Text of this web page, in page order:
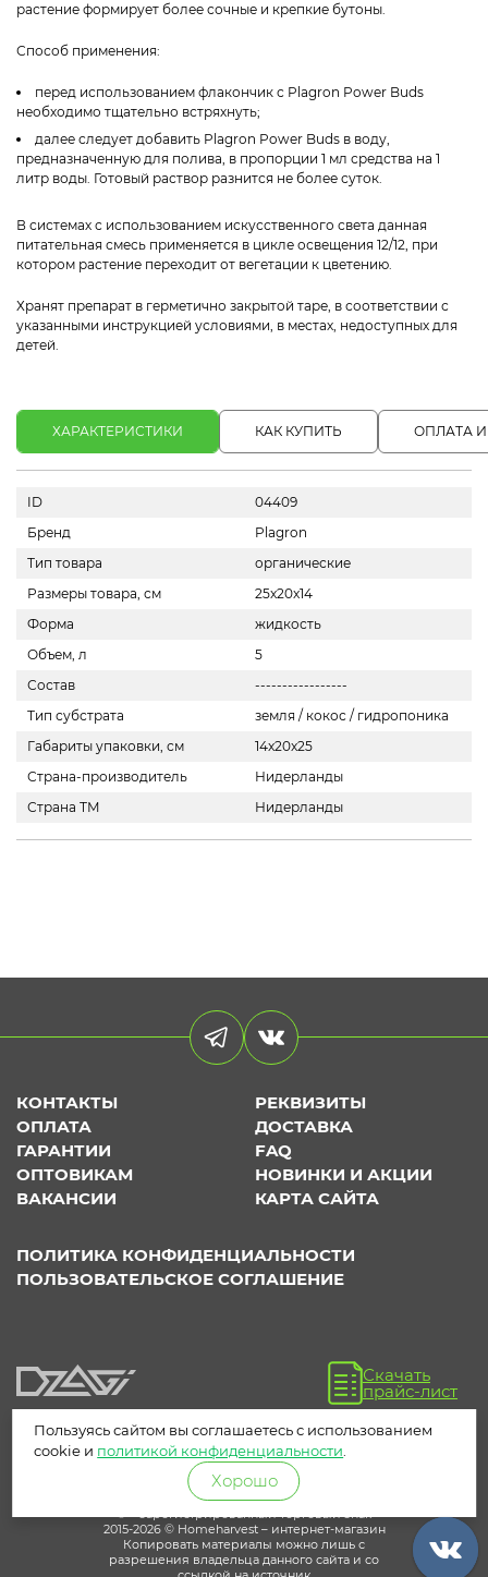
растение формирует более сочные и крепкие бутоны.
Способ применения:
перед использованием флакончик с Plagron Power Buds
необходимо тщательно встряхнуть;
далее следует добавить Plagron Power Buds в воду,
предназначенную для полива, в пропорции 1 мл средства на 1
литр воды. Готовый раствор разнится не более суток.
В системах с использованием искусственного света данная
питательная смесь применяется в цикле освещения 12/12, при
котором растение переходит от вегетации к цветению.
Хранят препарат в герметично закрытой таре, в соответствии с
указанными инструкцией условиями, в местах, недоступных для
детей.
ХАРАКТЕРИСТИКИ КАК КУПИТЬ ОПЛАТА
ID
04409
Бренд
Plagron
Тип товара
органические
Размеры товара, см
25x20x14
Форма
жидкость
Объем, л
5
Состав
-----------------
Тип субстрата
земля / кокос / гидропоника
Габариты упаковки, см
14x20x25
Страна-производитель
Нидерланды
Страна ТМ
Нидерланды
КОНТАКТЫ
РЕКВИЗИТЫ
ОПЛАТА
ДОСТАВКА
ГАРАНТИИ
FAQ
ОПТОВИКАМ
НОВИНКИ И АКЦИИ
ВАКАНСИИ
КАРТА САЙТА
ПОЛИТИКА КОНФИДЕНЦИАЛЬНОСТИ
ПОЛЬЗОВАТЕЛЬСКОЕ СОГЛАШЕНИЕ
Скачать
прайс-лист
® – зарегистрированный торговый знак
2015-2026 © Homeharvest – интернет-магазин
Копировать материалы можно лишь с
разрешения владельца данного сайта и со
Пользуясь сайтом вы соглашаетесь с использованием
cookie и политикой конфиденциальности
Хорошо